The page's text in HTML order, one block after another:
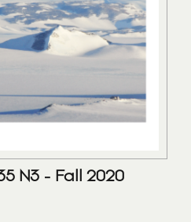
N3 - Fall 2020